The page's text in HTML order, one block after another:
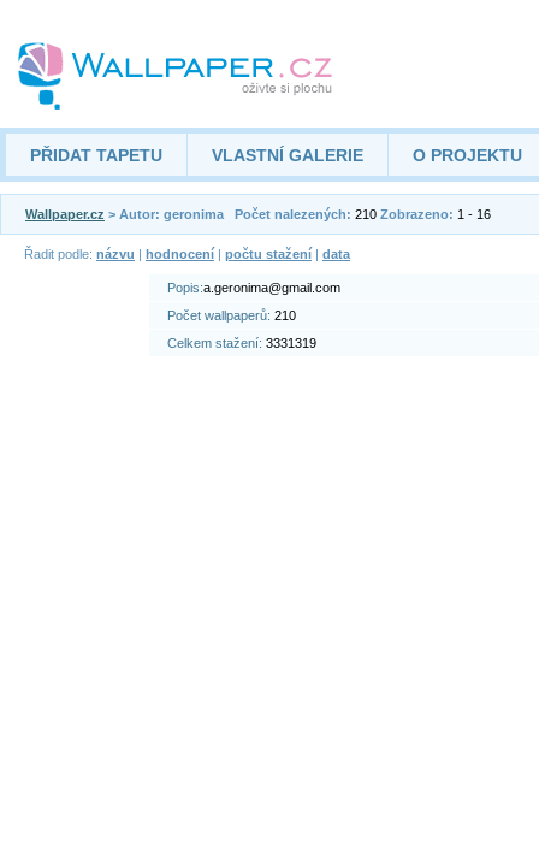
PŘIDAT TAPETU VLASTNÍ GALERIE O PROJEKTU
Wallpaper.cz > Autor: geronima Počet nalezených: 210 Zobrazeno: 1 - 16
Řadit podle: názvu | hodnocení | počtu stažení | data
Popis:a.geronima@gmail.com
Počet wallpaperů: 210
Celkem stažení: 3331319